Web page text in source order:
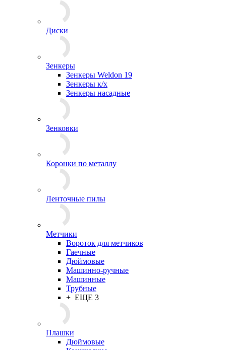
Диски
Зенкеры
Зенкеры Weldon 19
Зенкеры к/х
Зенкеры насадные
Зенковки
Коронки по металлу
Ленточные пилы
Метчики
Вороток для метчиков
Гаечные
Дюймовые
Машинно-ручные
Машинные
Трубные
+ ЕЩЕ 3
Плашки
Дюймовые